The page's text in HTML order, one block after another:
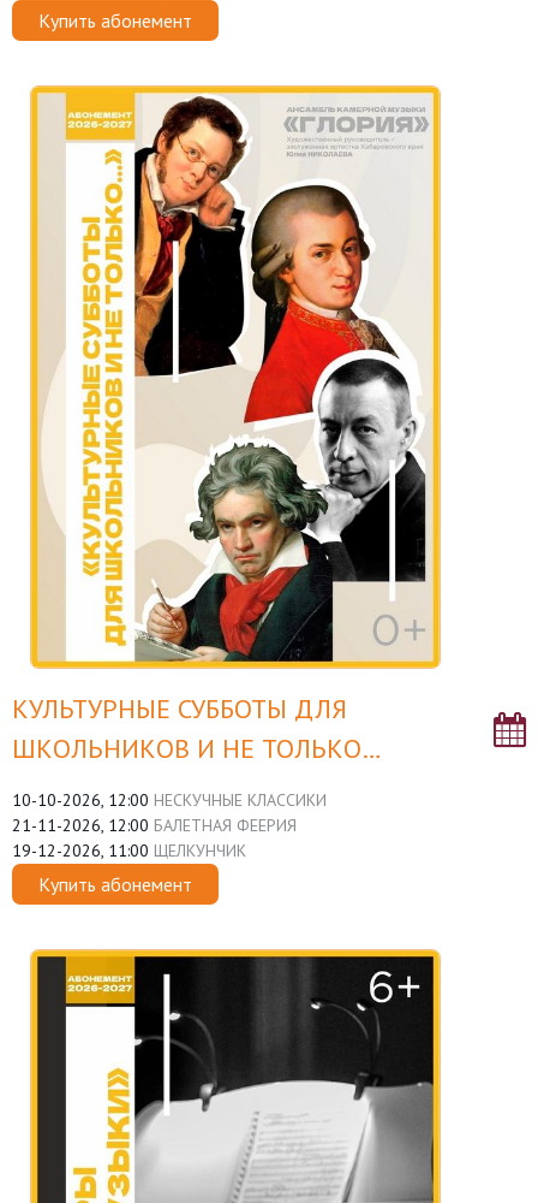
Купить абонемент
КУЛЬТУРНЫЕ СУББОТЫ ДЛЯ
ШКОЛЬНИКОВ И НЕ ТОЛЬКО…
10-10-2026, 12:00 НЕСКУЧНЫЕ КЛАССИКИ
21-11-2026, 12:00 БАЛЕТНАЯ ФЕЕРИЯ
19-12-2026, 11:00 ЩЕЛКУНЧИК
Купить абонемент